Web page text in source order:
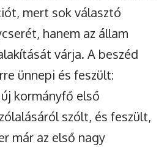
mert sok választó
hanem az állam
várja. A beszéd
ünnepi és feszült:
kormányfő első
szólt, és feszült,
már az első nagy